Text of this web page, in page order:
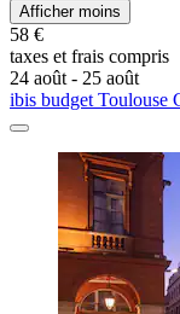
Afficher moins
58 €
taxes et frais compris
24 août - 25 août
ibis budget Toulouse